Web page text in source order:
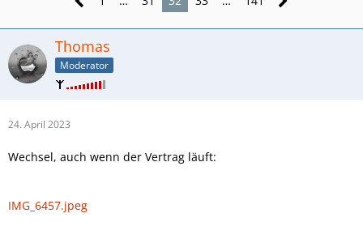
Thomas
Moderator
24. April 2023
Wechsel, auch wenn der Vertrag läuft:
IMG_6457.jpeg